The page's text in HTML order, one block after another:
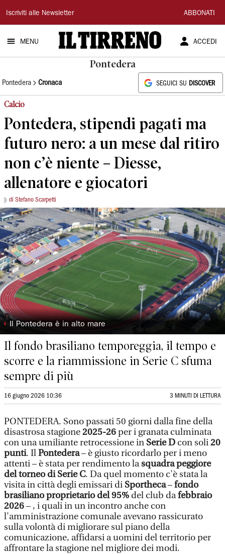
Il
Tirreno
Iscriviti alle Newsletter ABBONATI
MENU ACCEDI
Pontedera
Pontedera Cronaca SEGUICI SU DISCOVER
Calcio
Pontedera, stipendi pagati ma
futuro nero: a un mese dal ritiro
non c’è niente – Diesse,
allenatore e giocatori
di Stefano Scarpetti
◗ Il Pontedera è in alto mare
Il fondo brasiliano temporeggia, il tempo e
scorre e la riammissione in Serie C sfuma
sempre di più
16 giugno 2026 10:36 3 MINUTI DI LETTURA
PONTEDERA. Sono passati 50 giorni dalla fine della
disastrosa stagione2025-26per i granata culminata
con una umiliante retrocessione in Serie D con soli20
punti. IlPontedera– è giusto ricordarlo per i meno
attenti – è stata per rendimento lasquadra peggiore
del torneo di Serie C. Da quel momento c'è stata la
visita in città degli emissari di Sportheca–fondo
brasiliano proprietario del 95% del club dafebbraio
2026– , i quali in un incontro anche con
l'amministrazione comunale avevano rassicurato
sulla volontà di migliorare sul piano della
comunicazione, affidarsi a uomini del territorio per
affrontare la stagione nel migliore dei modi.